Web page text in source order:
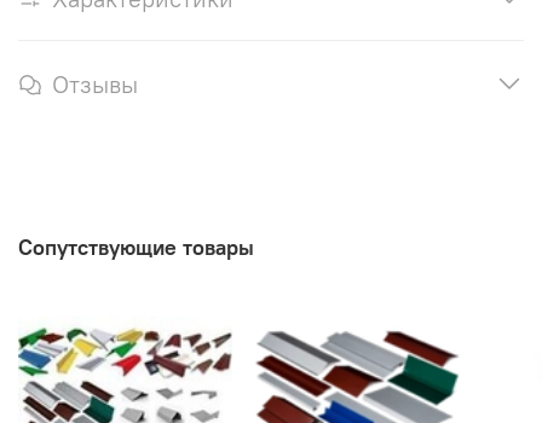
Отзывы
Сопутствующие товары